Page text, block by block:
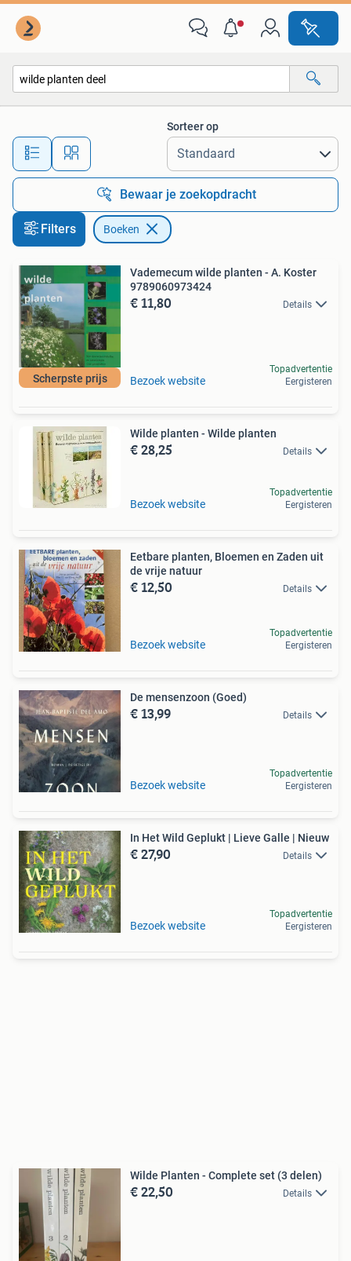
Alle afstanden…
Sorteer op
Bewaar je zoekopdracht
Filters Boeken
Scherpste prijs
Vademecum wilde planten - A. Koster
9789060973424
€ 11,80 Details
Bezoek website
Topadvertentie
Eergisteren
Wilde planten - Wilde planten
€ 28,25 Details
Bezoek website
Topadvertentie
Eergisteren
Eetbare planten, Bloemen en Zaden uit
de vrije natuur
€ 12,50 Details
Bezoek website
Topadvertentie
Eergisteren
De mensenzoon (Goed)
€ 13,99 Details
Bezoek website
Topadvertentie
Eergisteren
In Het Wild Geplukt | Lieve Galle | Nieuw
€ 27,90 Details
Bezoek website
Topadvertentie
Eergisteren
Wilde Planten - Complete set (3 delen)
€ 22,50 Details